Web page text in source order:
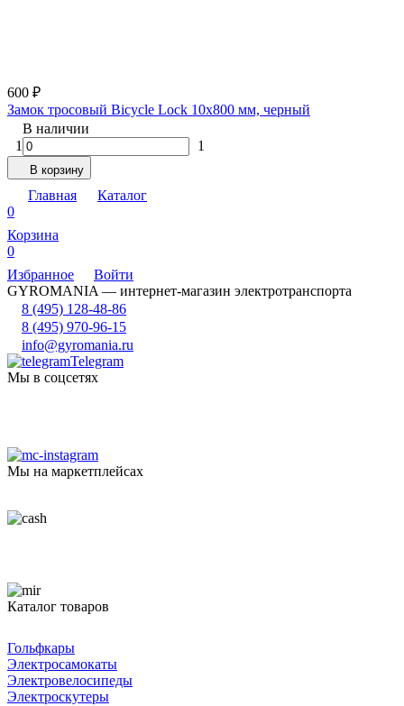
600 ₽
Замок тросовый Bicycle Lock 10х800 мм, черный
В наличии
1
1
В корзину
Главная
Каталог
0
Корзина
0
Избранное
Войти
GYROMANIA — интернет-магазин электротранспорта
8 (495) 128-48-86
8 (495) 970-96-15
info@gyromania.ru
Telegram
Мы в соцсетях
Мы на маркетплейсах
Каталог товаров
Гольфкары
Электросамокаты
Электровелосипеды
Электроскутеры